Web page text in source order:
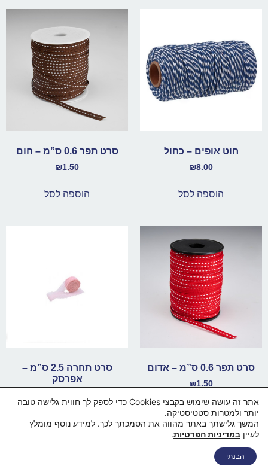
חוט אופים – כחול
₪8.00
הוספה לסל
סרט תפר 0.6 ס”מ – חום
₪1.50
הוספה לסל
סרט תפר 0.6 ס”מ – אדום
₪1.50
הוספה לסל
סרט תחרה 2.5 ס”מ –
אפרסק
הוספה לסל
דף הבית
מדיניות פרטיות
אתר זה עושה שימוש בקבצי Cookies כדי לספק לך חווית גלישה טובה
יותר ולמטרות סטטיסטיקה.
המשך גלישתך באתר מהווה את הסמכתך לכך. למידע נוסף מומלץ
לעיין במדיניות הפרטיות.
הבנתי